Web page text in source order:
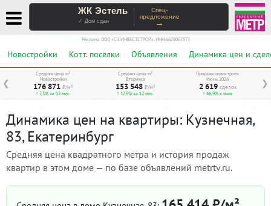
ЖК Эстель
✓ Дом сдан
Спец-
предложение
→
Реклама. ООО «СЗ ИНВЕСТСТРОЙ», ИНН 6678067973
Новостройки Котт. посёлки Объявления Динамика цен и
❮ ❯
Средняя цена м²
Новостройки
176 871 ₽/м²
↑ 7,5% за 12 мес.
Средняя цена м²
Вторичка
153 548 ₽/м²
↑ 17,9% за 12 мес.
Продажи новостроек
Июнь 2026
2 619 сделок
↑ 46,9% к маю
Динамика цен на квартиры: Кузнечная,
83, Екатеринбург
Средняя цена квадратного метра и история продаж
квартир в этом доме — по базе объявлений metrtv.ru.